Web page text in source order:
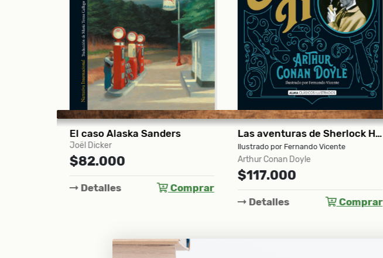
El caso Alaska Sanders
Joël Dicker
$82.000
Detalles Comprar
Las aventuras de Sherlock Holmes
Ilustrado por Fernando Vicente
Arthur Conan Doyle
$117.000
Detalles Comprar